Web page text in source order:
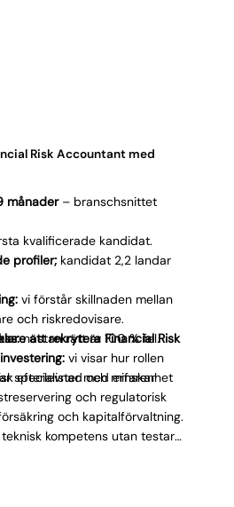
värderingsrutiner,
Risk Accountant med
månader– branschsnittet
kvalificerade kandidat.
profiler;kandidat 2,2 landar
vi förstår skillnaden mellan
och riskredovisare.
nästan rätt är 100 % fel.
vi visar hur rollen
efterlevnad och minskar
att rekrytera Financial Risk
specialister med erfarenhet
och regulatorisk
och kapitalförvaltning.
kompetens utan testar